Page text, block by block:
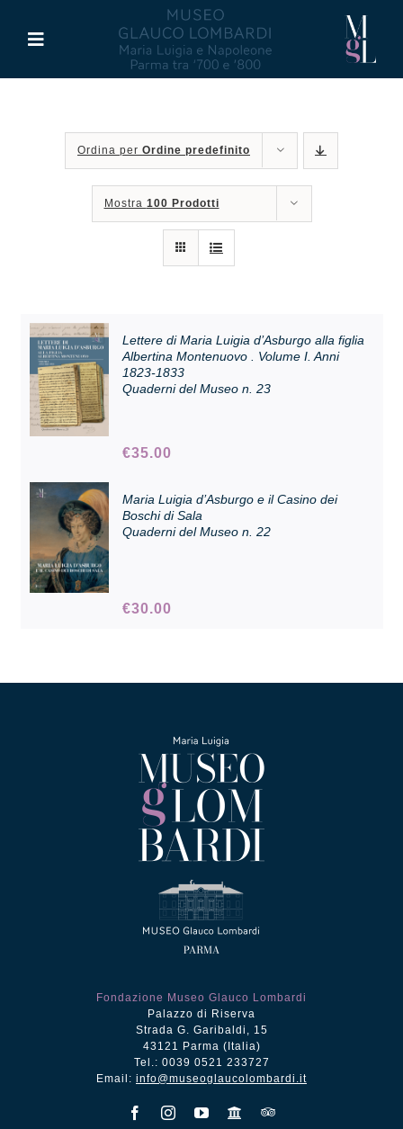
contenuto
Toggle
Maria Luigia d’Asburgo
Attività
Pubblicazioni
Contatti e biglietti
Accessibilità
Ordina per Ordine predefinito
Mostra 100 Prodotti
Lettere di Maria Luigia d’Asburgo alla figlia
Albertina Montenuovo . Volume I. Anni
1823-1833
Quaderni del Museo n. 23
€35.00
Maria Luigia d’Asburgo e il Casino dei
Boschi di Sala
Quaderni del Museo n. 22
€30.00
Fondazione Museo Glauco Lombardi
Palazzo di Riserva
Strada G. Garibaldi, 15
43121 Parma (Italia)
Tel.: 0039 0521 233727
Email: info@museoglaucolombardi.it